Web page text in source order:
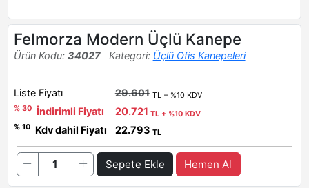
Felmorza Modern Üçlü Kanepe
Ürün Kodu: 34027 Kategori: Üçlü Ofis Kanepeleri
Liste Fiyatı 29.601 TL + %10 KDV
% 30
İndirimli Fiyatı 20.721 TL + %10 KDV
% 10
Kdv dahil Fiyatı 22.793 TL
Sepete Ekle Hemen Al